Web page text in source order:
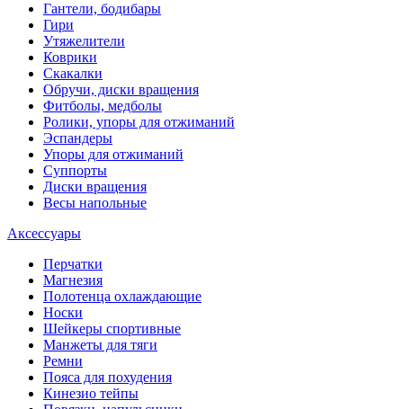
Гантели, бодибары
Гири
Утяжелители
Коврики
Скакалки
Обручи, диски вращения
Фитболы, медболы
Ролики, упоры для отжиманий
Эспандеры
Упоры для отжиманий
Суппорты
Диски вращения
Весы напольные
Аксессуары
Перчатки
Магнезия
Полотенца охлаждающие
Носки
Шейкеры спортивные
Манжеты для тяги
Ремни
Пояса для похудения
Кинезио тейпы